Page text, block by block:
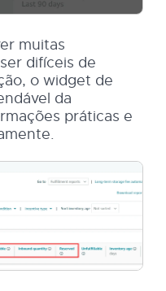
muitas
difíceis de
o widget de
da
práticas e